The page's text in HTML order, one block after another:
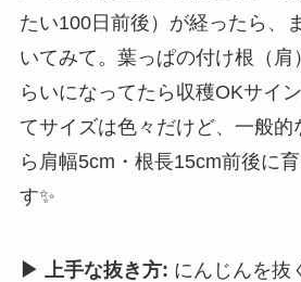
たい100日前後）が経ったら、
いてみて。葉っぱの付け根（肩
らいになってたら収穫OKサイ
てサイズは色々だけど、一般的
ら肩幅5cm・根長15cm前後に
す✨
▶ 上手な抜き方: にんじんを抜